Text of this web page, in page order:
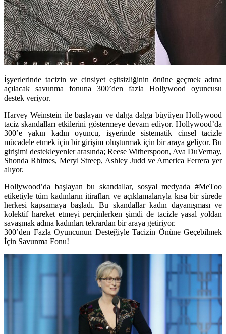
İşyerlerinde tacizin ve cinsiyet eşitsizliğinin önüne geçmek adına
açılacak savunma fonuna 300’den fazla Hollywood oyuncusu
destek veriyor.
Harvey Weinstein ile başlayan ve dalga dalga büyüyen Hollywood
taciz skandalları etkilerini göstermeye devam ediyor. Hollywood’da
300’e yakın kadın oyuncu, işyerinde sistematik cinsel tacizle
mücadele etmek için bir girişim oluşturmak için bir araya geliyor. Bu
girişimi destekleyenler arasında; Reese Witherspoon, Ava DuVernay,
Shonda Rhimes, Meryl Streep, Ashley Judd ve America Ferrera yer
alıyor.
Hollywood’da başlayan bu skandallar, sosyal medyada #MeToo
etiketiyle tüm kadınların itirafları ve açıklamalarıyla kısa bir sürede
herkesi kapsamaya başladı. Bu skandallar kadın dayanışması ve
kolektif hareket etmeyi perçinlerken şimdi de tacizle yasal yoldan
savaşmak adına kadınları tekrardan bir araya getiriyor.
300’den Fazla Oyuncunun Desteğiyle Tacizin Önüne Geçebilmek
İçin Savunma Fonu!